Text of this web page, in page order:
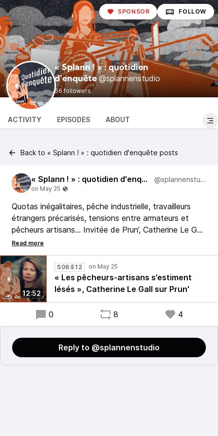
« Splann ! » : quotidien
d'enquête @splannenstudio
66 followers
SPONSOR FOLLOW
ACTIVITY EPISODES ABOUT
Back to « Splann ! » : quotidien d'enquête posts
« Splann ! » : quotidien d'enquête @splannenstudio
Quotas inégalitaires, pêche industrielle, travailleurs
étrangers précarisés, tensions entre armateurs et
pêcheurs artisans… Invitée de Prun’, Catherine Le Gall
a présenté l’enquête menée pour « Splann ! » sur les
fractures de la pêche bretonne.
Une plongée dans un secteur sous pression, entre
crise écologique et crise sociale.
12:52
S06:E12
« Les pêcheurs-artisans s’estiment
lésés », Catherine Le Gall sur Prun'
0 8 4
Reply to @splannenstudio